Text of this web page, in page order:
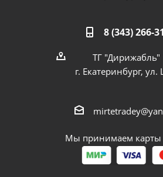
8 (343) 266-
ТГ "Дирижабль"
г. Екатеринбург,
Мы принимаем карты